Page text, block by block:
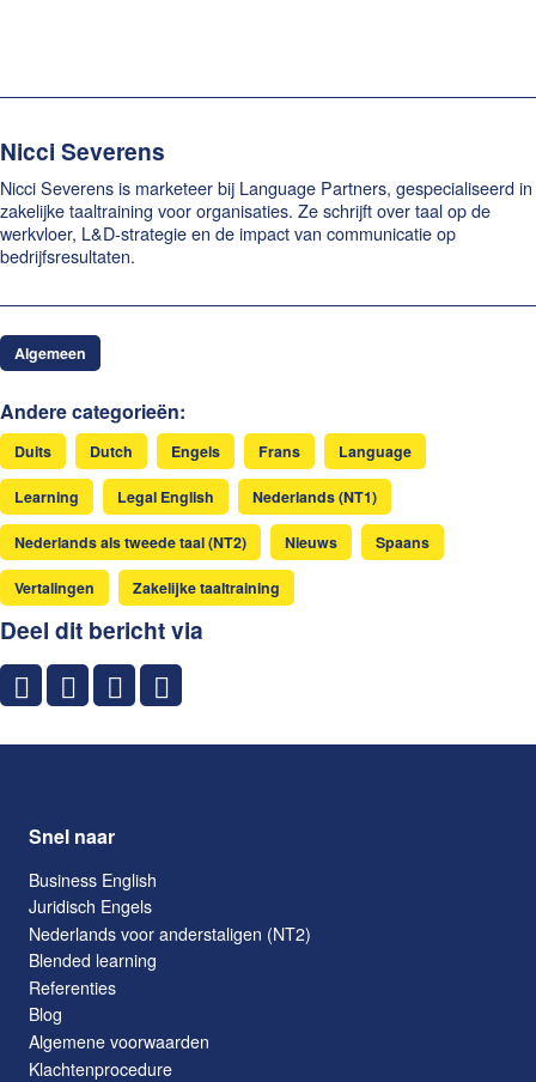
Nicci Severens
Nicci Severens is marketeer bij Language Partners, gespecialiseerd in
zakelijke taaltraining voor organisaties. Ze schrijft over taal op de
werkvloer, L&D-strategie en de impact van communicatie op
bedrijfsresultaten.
Algemeen
Andere categorieën:
Duits Dutch Engels Frans Language
Learning Legal English Nederlands (NT1)
Nederlands als tweede taal (NT2) Nieuws Spaans
Vertalingen Zakelijke taaltraining
Deel dit bericht via
Snel naar
Business English
Juridisch Engels
Nederlands voor anderstaligen (NT2)
Blended learning
Referenties
Blog
Algemene voorwaarden
Klachtenprocedure